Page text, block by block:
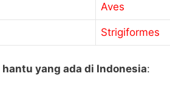
Aves
Strigiformes
yang ada di Indonesia: